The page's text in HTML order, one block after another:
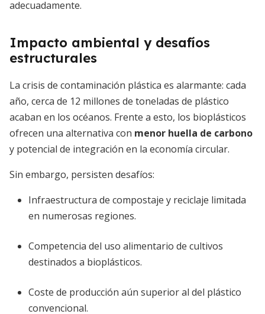
adecuadamente.
Impacto ambiental y desafíos
estructurales
La crisis de contaminación plástica es alarmante: cada
año, cerca de 12 millones de toneladas de plástico
acaban en los océanos. Frente a esto, los bioplásticos
ofrecen una alternativa con menor huella de carbono
y potencial de integración en la economía circular.
Sin embargo, persisten desafíos:
Infraestructura de compostaje y reciclaje limitada
en numerosas regiones.
Competencia del uso alimentario de cultivos
destinados a bioplásticos.
Coste de producción aún superior al del plástico
convencional.